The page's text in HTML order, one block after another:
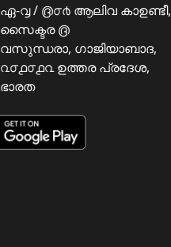
ഏ-൮ / ൫൦൪ ആലിവ കാഉണ്ടീ,
സൈക്ടര ൫
വസുന്ധരാ, ഗാജിയാബാദ,
൨൦൧൦൧൨ ഉത്തര പ്രദേശ,
ഭാരത